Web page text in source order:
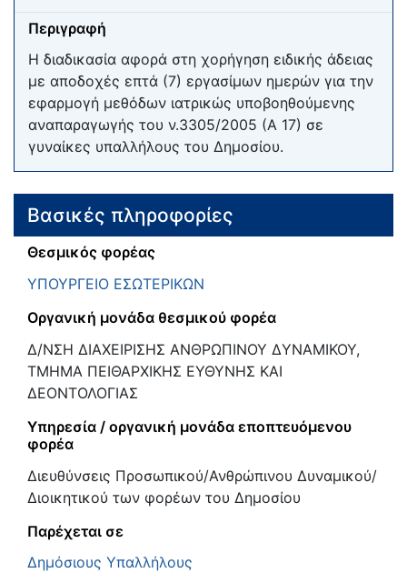
Περιγραφή
Η διαδικασία αφορά στη χορήγηση ειδικής άδειας
με αποδοχές επτά (7) εργασίμων ημερών για την
εφαρμογή μεθόδων ιατρικώς υποβοηθούμενης
αναπαραγωγής του ν.3305/2005 (Α 17) σε
γυναίκες υπαλλήλους του Δημοσίου.
Βασικές πληροφορίες
Θεσμικός φορέας
ΥΠΟΥΡΓΕΙΟ ΕΣΩΤΕΡΙΚΩΝ
Οργανική μονάδα θεσμικού φορέα
Δ/ΝΣΗ ΔΙΑΧΕΙΡΙΣΗΣ ΑΝΘΡΩΠΙΝΟΥ ΔΥΝΑΜΙΚΟΥ,
ΤΜΗΜΑ ΠΕΙΘΑΡΧΙΚΗΣ ΕΥΘΥΝΗΣ ΚΑΙ
ΔΕΟΝΤΟΛΟΓΙΑΣ
Υπηρεσία / οργανική μονάδα εποπτευόμενου
φορέα
Διευθύνσεις Προσωπικού/Ανθρώπινου Δυναμικού/
Διοικητικού των φορέων του Δημοσίου
Παρέχεται σε
Δημόσιους Υπαλλήλους